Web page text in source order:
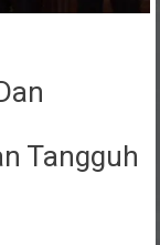
Tangguh